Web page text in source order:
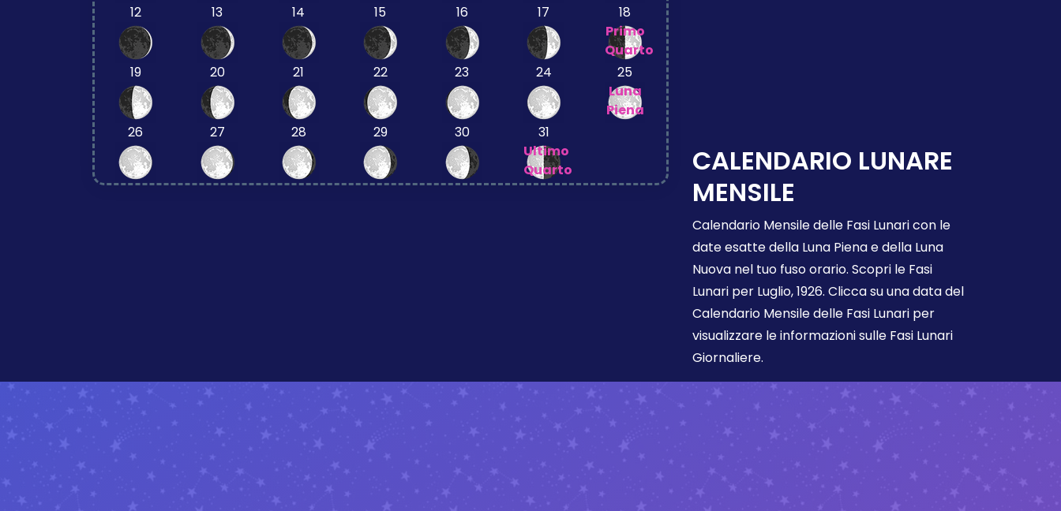
12 13 14 15 16 17
18
Primo
Quarto
19
20 21 22 23 24
25
Luna
Piena
26
27 28 29 30
31
Ultimo
Quarto
CALENDARIO LUNARE
MENSILE
Calendario Mensile delle Fasi Lunari con le
date esatte della Luna Piena e della Luna
Nuova nel tuo fuso orario. Scopri le Fasi
Lunari per Luglio, 1926. Clicca su una data del
Calendario Mensile delle Fasi Lunari per
visualizzare le informazioni sulle Fasi Lunari
Giornaliere.